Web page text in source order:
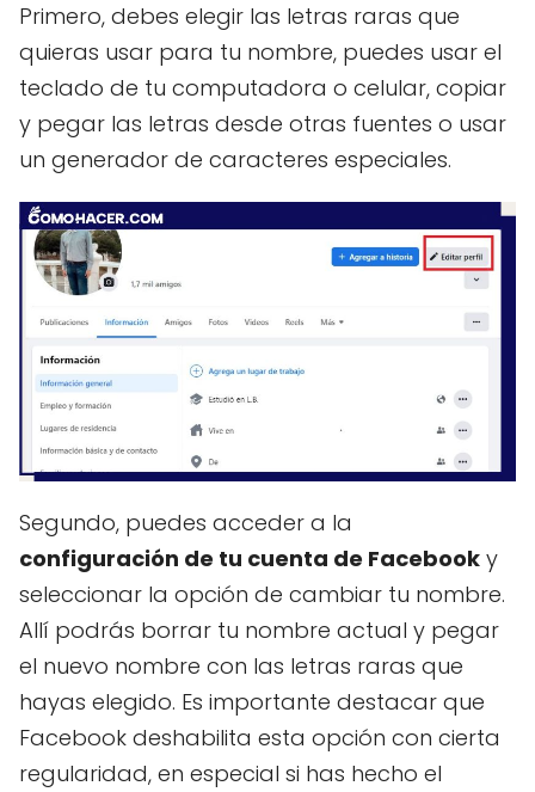
Primero, debes elegir las letras raras que
quieras usar para tu nombre, puedes usar el
teclado de tu computadora o celular, copiar
y pegar las letras desde otras fuentes o usar
un generador de caracteres especiales.
Segundo, puedes acceder a la
configuración de tu cuenta de Facebook y
seleccionar la opción de cambiar tu nombre.
Allí podrás borrar tu nombre actual y pegar
el nuevo nombre con las letras raras que
hayas elegido. Es importante destacar que
Facebook deshabilita esta opción con cierta
regularidad, en especial si has hecho el